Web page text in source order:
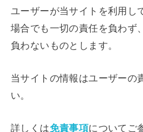
ユーザーが当サイトを利用し
場合でも一切の責任を負わず
負わないものとします。
当サイトの情報はユーザーの
い。
詳しくは免責事項についてご